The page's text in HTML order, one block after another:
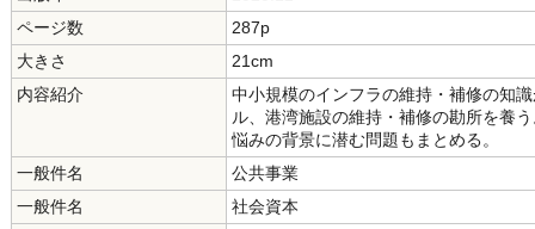
ページ数
287p
大きさ
21cm
内容紹介
中小規模のインフラの維持・補修の知
ル、港湾施設の維持・補修の勘所を養
悩みの背景に潜む問題もまとめる。
一般件名
公共事業
一般件名
社会資本